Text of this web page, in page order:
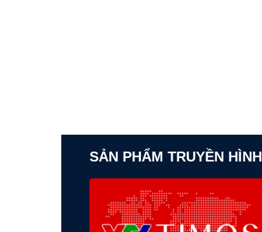
SẢN PHẨM TRUYỀN HÌNH